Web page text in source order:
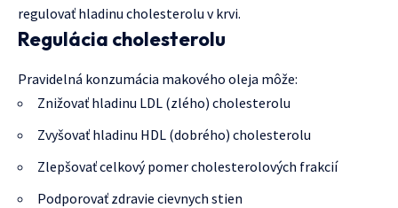
regulovať hladinu cholesterolu v krvi.
Regulácia cholesterolu
Pravidelná konzumácia makového oleja môže:
Znižovať hladinu LDL (zlého) cholesterolu
Zvyšovať hladinu HDL (dobrého) cholesterolu
Zlepšovať celkový pomer cholesterolových frakcií
Podporovať zdravie cievnych stien